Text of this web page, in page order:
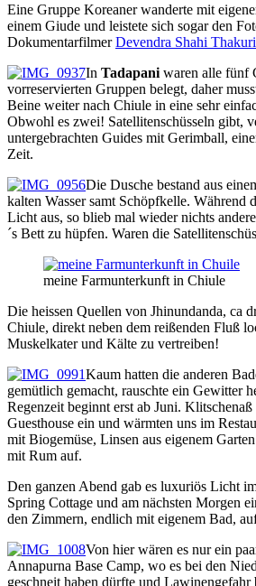
Eine Gruppe Koreaner wanderte mit
einem Giude und leistete sich sogar den
DokumentarfilmerDevendra Shahi
In Tadapani waren alle fünf
vorreservierten Gruppen belegt, daher
Beine weiter nach Chiule in eine sehr
Obwohl es zwei! Satellitenschüsseln gibt,
untergebrachten Guides mit Gerimball,
Zeit.
Die Dusche bestand aus
kalten Wasser samt Schöpfkelle. Während
Licht aus, so blieb mal wieder nichts
´s Bett zu hüpfen. Waren die
meine Farmunterkunft in Chiule
Die heissen Quellen von Jhinundanda, ca
Chiule, direkt neben dem reißenden Fluß
Muskelkater und Kälte zu vertreiben!
Kaum hatten die anderen
gemütlich gemacht, rauschte ein Gewitter
Regenzeit beginnt erst ab Juni.
Guesthouse ein und wärmten uns im
mit Biogemüse, Linsen aus eigenem
mit Rum auf.
Den ganzen Abend gab es luxuriös Licht
Spring Cottage und am nächsten Morgen
den Zimmern, endlich mit eigenem Bad,
Von hier wären es nur ein
Annapurna Base Camp, wo es bei den
geschneit haben dürfte und Lawinengefahr